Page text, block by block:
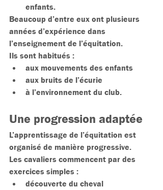
enfants.
Beaucoup d’entre eux ont plusieurs
années d’expérience dans
l’enseignement de l’équitation.
Ils sont habitués :
aux mouvements des enfants
aux bruits de l’écurie
à l’environnement du club.
Une progression adaptée
L’apprentissage de l’équitation est
organisé de manière progressive.
Les cavaliers commencent par des
exercices simples :
découverte du cheval